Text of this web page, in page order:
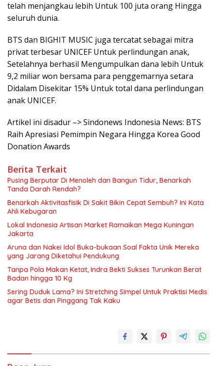
telah menjangkau lebih Untuk 100 juta orang Hingga
seluruh dunia.
BTS dan BIGHIT MUSIC juga tercatat sebagai mitra
privat terbesar UNICEF Untuk perlindungan anak,
Setelahnya berhasil Mengumpulkan dana lebih Untuk
9,2 miliar won bersama para penggemarnya setara
Didalam Disekitar 15% Untuk total dana perlindungan
anak UNICEF.
Artikel ini disadur –> Sindonews Indonesia News: BTS
Raih Apresiasi Pemimpin Negara Hingga Korea Good
Donation Awards
Berita Terkait
Pusing Berputar Di Menoleh dan Bangun Tidur, Benarkah
Tanda Darah Rendah?
Benarkah Aktivitasfisik Di Sakit Bikin Cepat Sembuh? Ini Kata
Ahli Kebugaran
Lokal Indonesia Artisan Market Ramaikan Mega Kuningan
Jakarta
Aruna dan Nakei Idol Buka-bukaan Soal Fakta Unik Mereka
yang Jarang Diketahui Pendukung
Tanpa Pola Makan Ketat, Indra Bekti Sukses Turunkan Berat
Badan hingga 10 Kg
Sering Duduk Lama? Ini Stretching Simpel Untuk Praktisi Medis
agar Betis dan Pinggang Tak Kaku